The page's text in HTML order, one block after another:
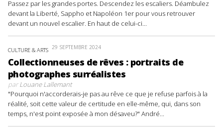
Passez par les grandes portes. Descendez les escaliers. Déambulez
devant la Liberté, Sappho et Napoléon 1er pour vous retrouver
devant un nouvel escalier. En haut de celui-ci...
CULTURE & ARTS 29 SEPTEMBRE 2024
Collectionneuses de rêves : portraits de
photographes surréalistes
parLouane Lallemant
"Pourquoi n'accorderais-je pas au rêve ce que je refuse parfois à la
réalité, soit cette valeur de certitude en elle-même, qui, dans son
temps, n'est point exposée à mon désaveu?" André...